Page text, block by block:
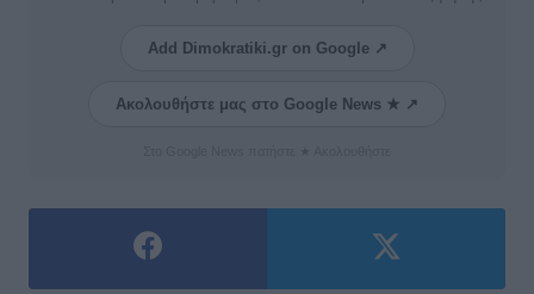
Add Dimokratiki.gr on Google ↗
Ακολουθήστε μας στο Google News ★ ↗